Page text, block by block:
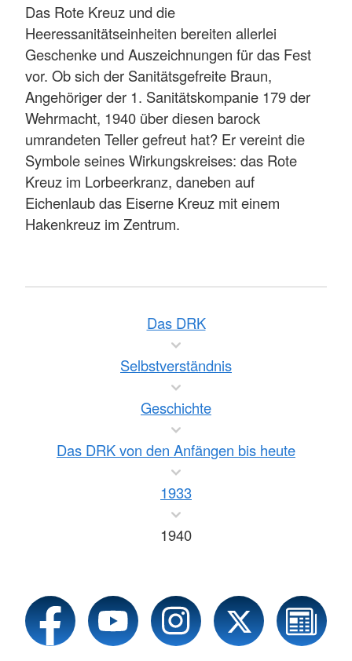
Das Rote Kreuz und die
Heeressanitätseinheiten bereiten allerlei
Geschenke und Auszeichnungen für das Fest
vor. Ob sich der Sanitätsgefreite Braun,
Angehöriger der 1. Sanitätskompanie 179 der
Wehrmacht, 1940 über diesen barock
umrandeten Teller gefreut hat? Er vereint die
Symbole seines Wirkungskreises: das Rote
Kreuz im Lorbeerkranz, daneben auf
Eichenlaub das Eiserne Kreuz mit einem
Hakenkreuz im Zentrum.
Das DRK
Selbstverständnis
Geschichte
Das DRK von den Anfängen bis heute
1933
1940